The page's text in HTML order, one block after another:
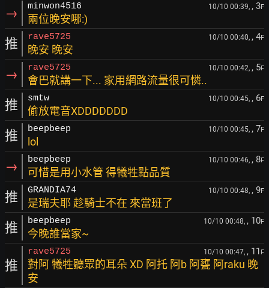
→ minwon4516 10/10 00:39, , 3F
兩位晚安哪:)
推 rave5725 10/10 00:40, , 4F
晚安 晚安
→ rave5725 10/10 00:42, , 5F
會巴就講一下... 家用網路流量很可憐..
推 smtw 10/10 00:45, , 6F
偷放電音XDDDDDDD
推 beepbeep 10/10 00:45, , 7F
lol
→ beepbeep 10/10 00:46, , 8F
可惜是用小水管 得犧牲點品質
推 GRANDIA74 10/10 00:48, , 9F
是瑞夫耶 趁騎士不在 來當班了
推 beepbeep 10/10 00:48, , 10F
今晚誰當家~
推
rave5725 10/10 00:47, , 11 F
對阿 犧牲聽眾的耳朵 XD 阿托 阿b 阿甕 阿raku 晚
安